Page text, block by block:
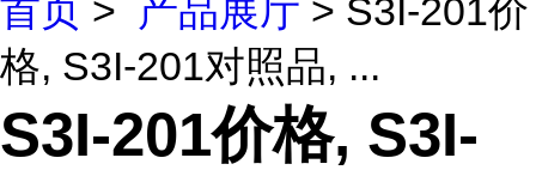
首页 > 产品展厅 > S3I-201价
格, S3I-201对照品, ...
S3I-201价格, S3I-